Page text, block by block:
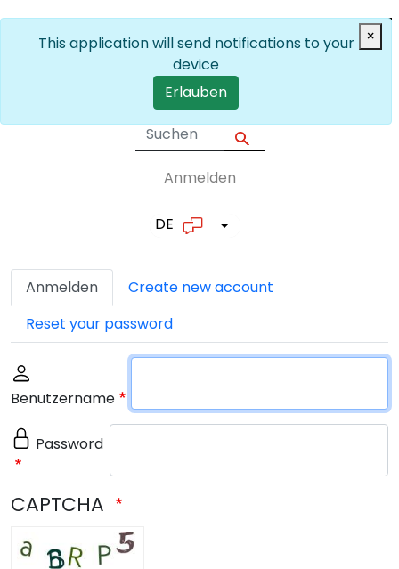
User account
Anmelden
DE List additional actions
Primäre Reiter
Anmelden
Create new account
Reset your password
Benutzername
Password
CAPTCHA
×
This application will send notifications to your
device
Erlauben